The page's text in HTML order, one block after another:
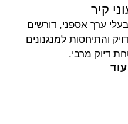
קיר
ערך אספני, דורשים
והתיחסות למנגנונים
דיוק מרבי.